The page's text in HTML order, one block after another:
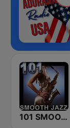
101 SMOOTH JAZZ